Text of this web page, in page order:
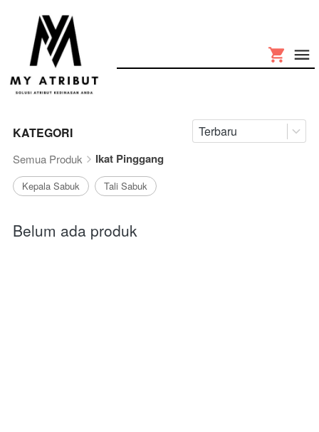
KATEGORI Terbaru
Semua Produk Ikat Pinggang
Kepala Sabuk Tali Sabuk
Belum ada produk